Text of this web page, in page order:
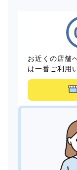
お近くの店舗
は一番ご利用